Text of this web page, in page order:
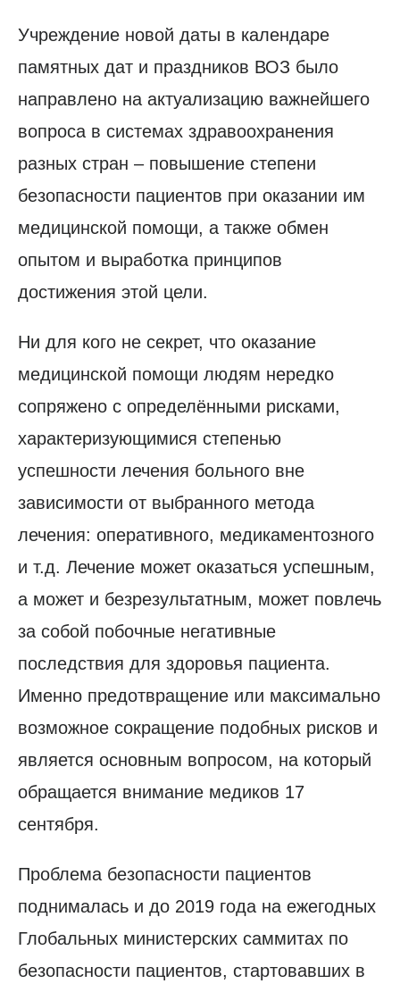
Учреждение новой даты в календаре
памятных дат и праздников ВОЗ было
направлено на актуализацию важнейшего
вопроса в системах здравоохранения
разных стран – повышение степени
безопасности пациентов при оказании им
медицинской помощи, а также обмен
опытом и выработка принципов
достижения этой цели.
Ни для кого не секрет, что оказание
медицинской помощи людям нередко
сопряжено с определёнными рисками,
характеризующимися степенью
успешности лечения больного вне
зависимости от выбранного метода
лечения: оперативного, медикаментозного
и т.д. Лечение может оказаться успешным,
а может и безрезультатным, может повлечь
за собой побочные негативные
последствия для здоровья пациента.
Именно предотвращение или максимально
возможное сокращение подобных рисков и
является основным вопросом, на который
обращается внимание медиков 17
сентября.
Проблема безопасности пациентов
поднималась и до 2019 года на ежегодных
Глобальных министерских саммитах по
безопасности пациентов, стартовавших в